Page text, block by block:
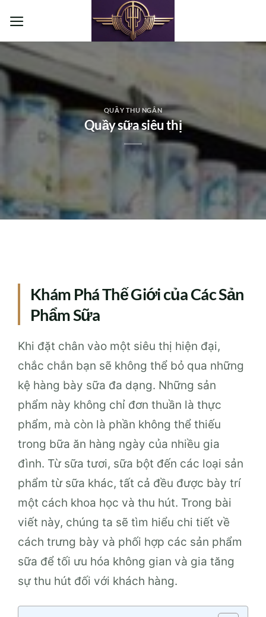
qua
dung
QUẦY THU NGÂN
Quầy sữa siêu thị
Khám Phá Thế Giới của Các Sản
Phẩm Sữa
Khi đặt chân vào một siêu thị hiện đại,
chắc chắn bạn sẽ không thể bỏ qua những
kệ hàng bày sữa đa dạng. Những sản
phẩm này không chỉ đơn thuần là thực
phẩm, mà còn là phần không thể thiếu
trong bữa ăn hàng ngày của nhiều gia
đình. Từ sữa tươi, sữa bột đến các loại sản
phẩm từ sữa khác, tất cả đều được bày trí
một cách khoa học và thu hút. Trong bài
viết này, chúng ta sẽ tìm hiểu chi tiết về
cách trưng bày và phối hợp các sản phẩm
sữa để tối ưu hóa không gian và gia tăng
sự thu hút đối với khách hàng.